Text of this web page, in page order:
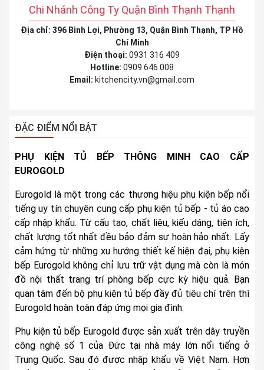
Chi Nhánh Công Ty Quận Bình Thạnh Thạnh
Địa chỉ: 396 Bình Lợi, Phường 13, Quận Bình Thạnh, TP Hồ
Chí Minh
Điện thoại: 0931 316 409
Hotline: 0909 646 008
Email: kitchencity.vn@gmail.com
ĐẶC ĐIỂM NỔI BẬT
PHỤ KIỆN TỦ BẾP THÔNG MINH CAO CẤP
EUROGOLD
Eurogold là một trong các thương hiệu phụ kiện bếp nổi
tiếng uy tín chuyên cung cấp phụ kiện tủ bếp - tủ áo cao
cấp nhập khẩu. Từ cấu tạo, chất liệu, kiểu dáng, tiện ích,
chất lượng tốt nhất đều bảo đảm sự hoàn hảo nhất. Lấy
cảm hứng từ những xu hướng thiết kế hiện đại, phụ kiện
bếp Eurogold không chỉ lưu trữ vật dụng mà còn là món
đồ nội thất trang trí phòng bếp cực kỳ hiệu quả. Bạn
quan tâm đến bộ phụ kiện tủ bếp đầy đủ tiêu chí trên thì
Eurogold hoàn toàn đáp ứng mọi gia đình.
Phụ kiện tủ bếp Eurogold được sản xuất trên dây truyền
công nghệ số 1 của Đức tại nhà máy lớn nổi tiếng ở
Trung Quốc. Sau đó được nhập khẩu về Việt Nam. Hơn